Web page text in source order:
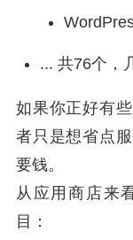
... 共76个，
如果你正好有
者只是想省点
要钱。
从应用商店来
目：